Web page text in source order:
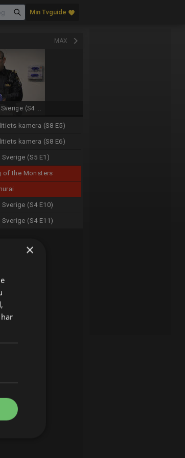
Min Tvguide favorite
MAX keyboard_arrow_right
(S4 ...
kamera (S8 E5)
kamera (S8 E6)
(S5 E1)
of the Monsters
(S4 E10)
(S4 E11)
×